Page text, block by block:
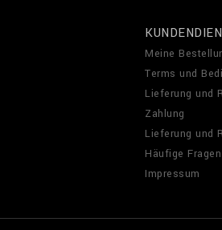
Meine
Terms und
Lieferung und
Zahlung
Lieferung und
Häufige Fragen
Impressum